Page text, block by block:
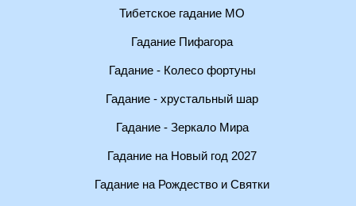
Тибетское гадание МО
Гадание Пифагора
Гадание - Колесо фортуны
Гадание - хрустальный шар
Гадание - Зеркало Мира
Гадание на Новый год 2027
Гадание на Рождество и Святки